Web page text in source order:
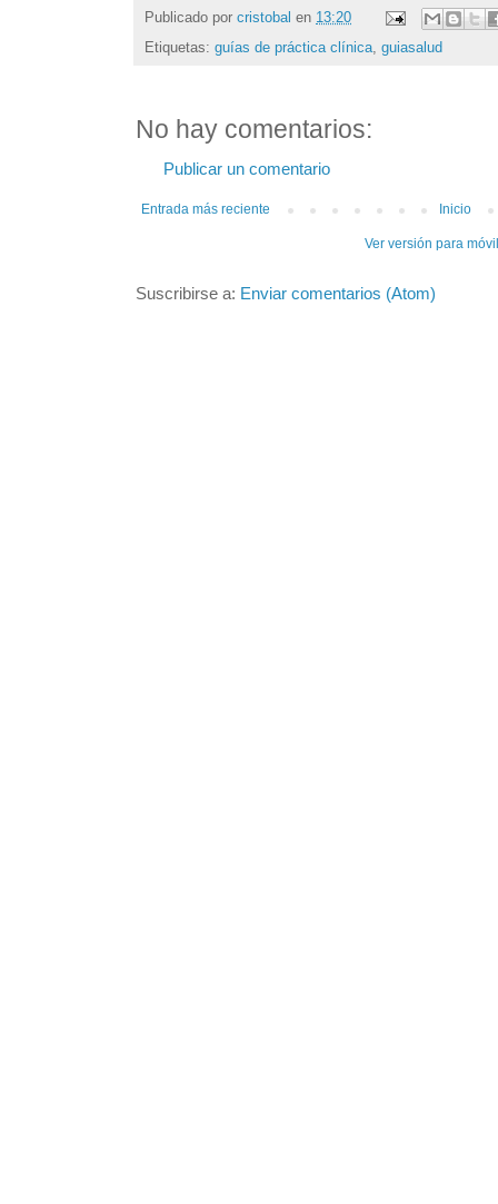
Publicado por cristobal en 13:20
Etiquetas: guías de práctica clínica, guiasalud
No hay comentarios:
Publicar un comentario
Entrada más reciente Inicio
Ver versión para
Suscribirse a: Enviar comentarios (Atom)